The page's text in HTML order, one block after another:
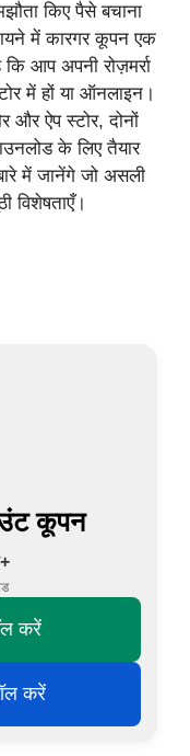
किए पैसे बचाना
में कारगर कूपन एक
आप अपनी रोज़मर्रा
में हों या ऑनलाइन।
और ऐप स्टोर, दोनों
के लिए तैयार
में जानेंगे जो असली
विशेषताएँ।
कूपन
करें
करें